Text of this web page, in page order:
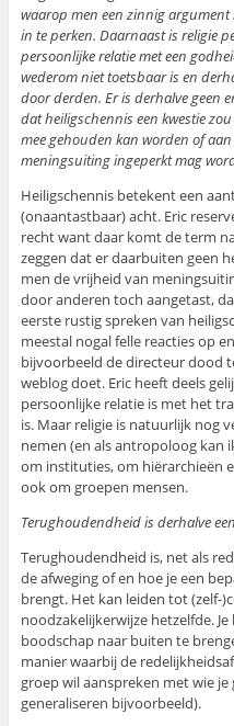
waarop men een zinnig
in te perken. Daarnaast is religie
persoonlijke relatie met een
wederom niet toetsbaar is en
door derden. Er is derhalve geen
dat heiligschennis een kwestie
mee gehouden kan worden of
meningsuiting ingeperkt mag
Heiligschennis betekent een
(onaantastbaar) acht. Eric
recht want daar komt de term
zeggen dat er daarbuiten geen
men de vrijheid van
door anderen toch aangetast,
eerste rustig spreken van
meestal nogal felle reacties op
bijvoorbeeld de directeur dood
weblog doet. Eric heeft deels
persoonlijke relatie is met het
is. Maar religie is natuurlijk nog
nemen (en als antropoloog kan
om instituties, om hiërarchieën
ook om groepen mensen.
Terughoudendheid is derhalve
Terughoudendheid is, net als
de afweging of en hoe je een
brengt. Het kan leiden tot (zelf-
noodzakelijkerwijze hetzelfde.
boodschap naar buiten te
manier waarbij de
groep wil aanspreken met wie
generaliseren bijvoorbeeld).